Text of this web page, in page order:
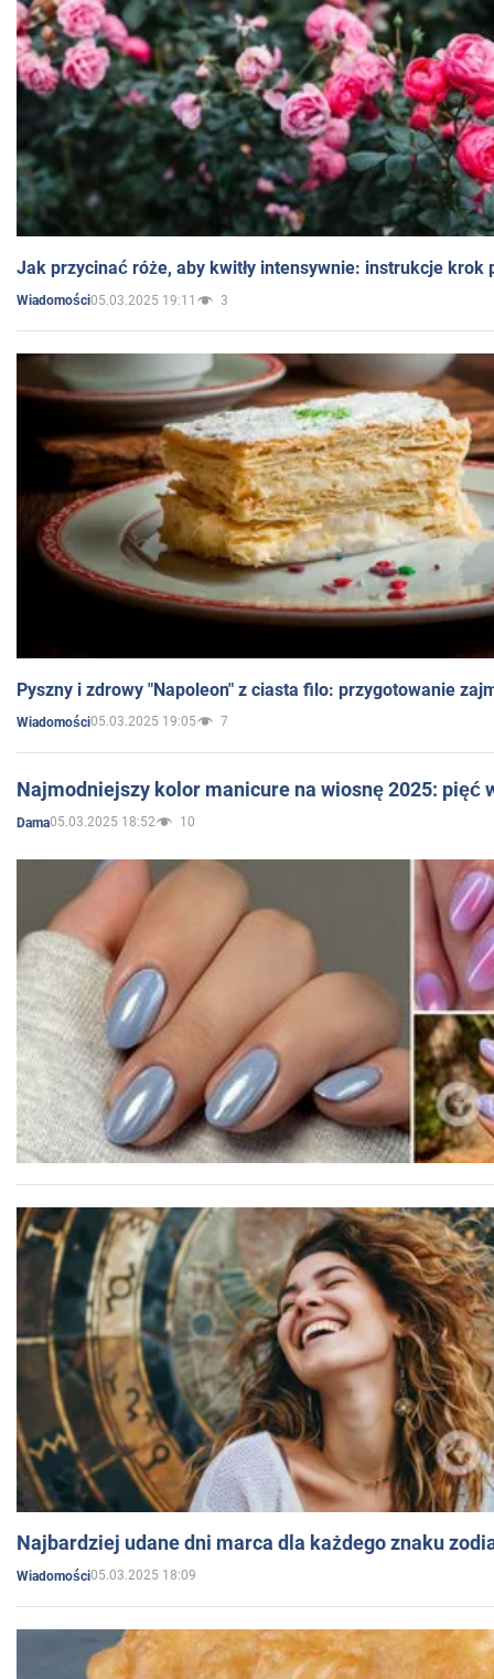
Jak przycinać róże, aby kwitły intensywnie: instrukcje krok
Wiadomości05.03.2025 19:11 3
Pyszny i zdrowy "Napoleon" z ciasta filo: przygotowanie
Wiadomości05.03.2025 19:05 7
Najmodniejszy kolor manicure na wiosnę 2025: pięć
Dama05.03.2025 18:52 10
Najbardziej udane dni marca dla każdego znaku
Wiadomości05.03.2025 18:09